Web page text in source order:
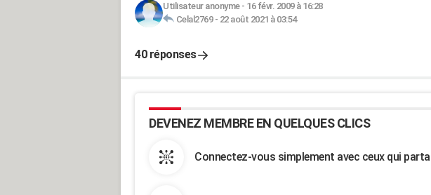
Utilisateur anonyme- 16 févr. 2009 à 16:28
Celal2769- 22 août 2021 à 03:54
40 réponses
DEVENEZ MEMBRE EN QUELQUES CLICS
Connectez-vous simplement avec ceux qui